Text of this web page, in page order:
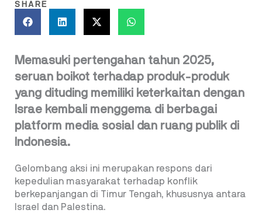
SHARE
Memasuki pertengahan tahun 2025,
seruan boikot terhadap produk-produk
yang dituding memiliki keterkaitan dengan
Israe kembali menggema di berbagai
platform media sosial dan ruang publik di
Indonesia.
Gelombang aksi ini merupakan respons dari
kepedulian masyarakat terhadap konflik
berkepanjangan di Timur Tengah, khususnya antara
Israel dan Palestina.